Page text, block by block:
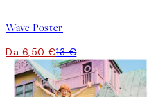
Wave Poster
Da 6,50 €13 €